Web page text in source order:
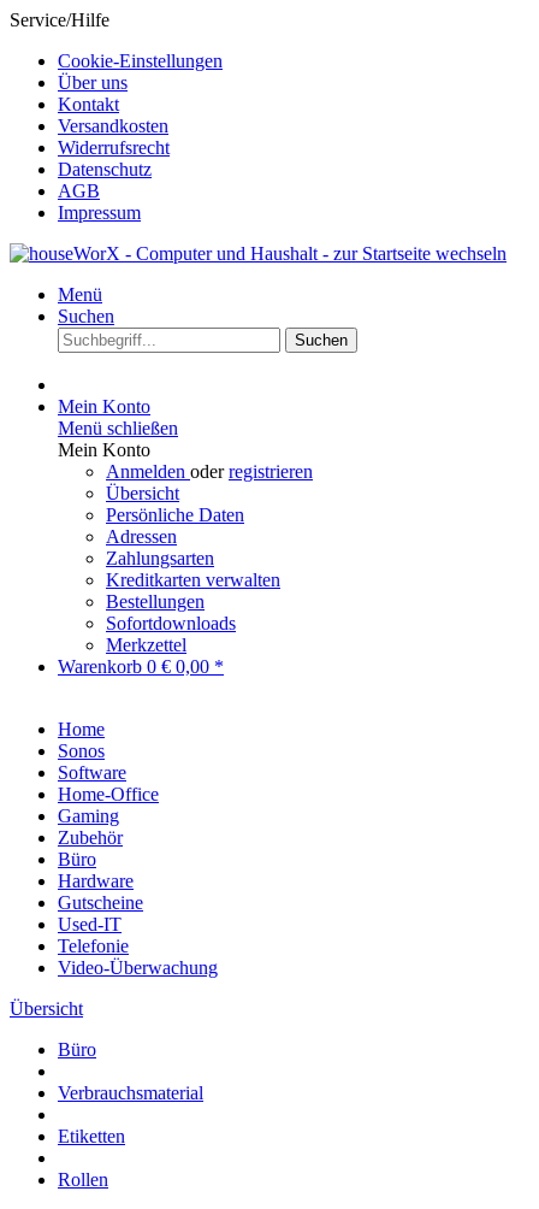
Service/Hilfe
Cookie-Einstellungen
Über uns
Kontakt
Versandkosten
Widerrufsrecht
Datenschutz
AGB
Impressum
Menü
Suchen
Suchen
Mein Konto
Menü schließen
Mein Konto
Anmelden oderregistrieren
Übersicht
Persönliche Daten
Adressen
Zahlungsarten
Kreditkarten verwalten
Bestellungen
Sofortdownloads
Merkzettel
Warenkorb 0 € 0,00 *
Home
Sonos
Software
Home-Office
Gaming
Zubehör
Büro
Hardware
Gutscheine
Used-IT
Telefonie
Video-Überwachung
Übersicht
Büro
Verbrauchsmaterial
Etiketten
Rollen